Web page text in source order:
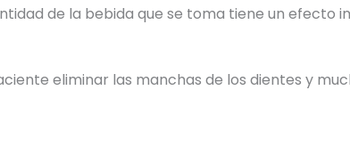
de la bebida que se toma tiene un
eliminar las manchas de los dientes y